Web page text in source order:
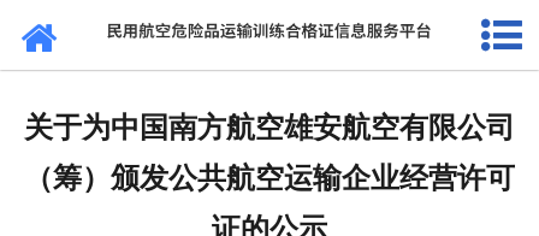
网站首页
关于为中国南方航空雄安航空有限公司
（筹）颁发公共航空运输企业经营许可
证的公示